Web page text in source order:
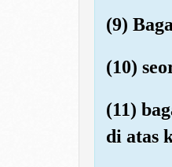
(9)
(10)
(11)
di atas